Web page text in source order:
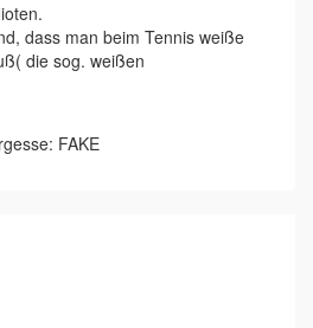
dass man beim Tennis weiße
die sog. weißen
FAKE